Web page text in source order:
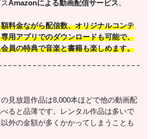
Amazonによる動画配信サービス。
料金ながら配信数、オリジナルコンテ
用アプリでのダウンロードも可能で、
員の特典で音楽と書籍も楽しめます。
見放題作品は8,000本ほどで他の動画配
ると品薄です。レンタル作品は多いで
外の金額が多くかかってしまうことも